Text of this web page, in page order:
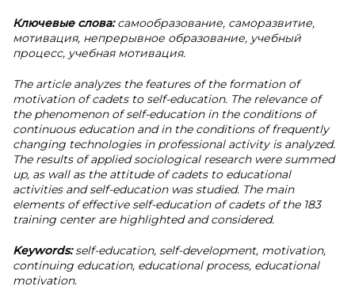
Ключевые слова:самообразование, саморазвитие,
мотивация, непрерывное образование, учебный
процесс, учебная мотивация.
The article analyzes the features of the formation of
motivation of cadets to self-education. The relevance of
the phenomenon of self-education in the conditions of
continuous education and in the conditions of frequently
changing technologies in professional activity is analyzed.
The results of applied sociological research were summed
up, as wall as the attitude of cadets to educational
activities and self-education was studied. The main
elements of effective self-education of cadets of the 183
training center are highlighted and considered.
Keywords:self-education, self-development, motivation,
continuing education, educational process, educational
motivation.